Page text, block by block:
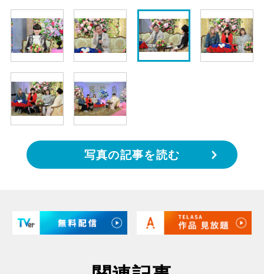
写真の記事を読む